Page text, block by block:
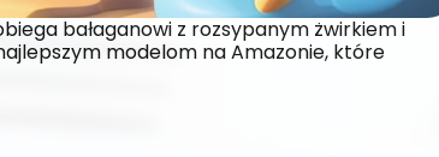
bałaganowi z rozsypanym żwirkiem i
modelom na Amazonie, które